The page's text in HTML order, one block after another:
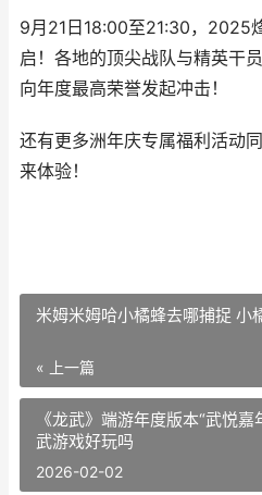
9月21日18:00至21:30，2025
启！各地的顶尖战队与精英干
向年度最高荣誉发起冲击！
还有更多洲年庆专属福利活动
来体验！
米姆米姆哈小橘蜂去哪捕捉 小
« 上一篇
《龙武》端游年度版本“武悦
武游戏好玩吗
2026-02-02